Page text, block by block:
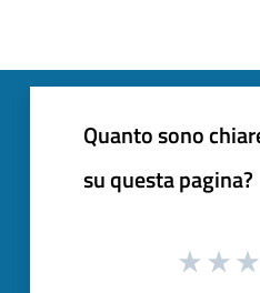
Quanto sono
su questa pagina?